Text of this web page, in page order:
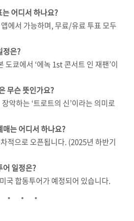
는 어디서 하나요?
에서 가능하며, 무료/유료 투표 모두
정은?
도쿄에서 ‘에녹 1st 콘서트 인 재팬’이
무슨 뜻인가요?
악하는 ‘트로트의 신’이라는 의미로
는 어디서 하나요?
적으로 오픈됩니다. (2025년 하반기
어 일정은?
국 합동투어가 예정되어 있습니다.